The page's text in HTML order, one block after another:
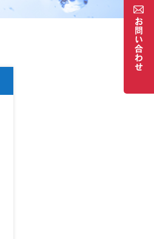
お
問
い
合
わ
せ